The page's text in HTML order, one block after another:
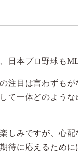
日本プロ野球も
注目は言わずも
て一体どのよう
しみですが、心
待に応えるため